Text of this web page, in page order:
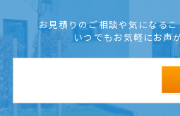
お見積りのご相談や気になるこ
いつでもお気軽にお声